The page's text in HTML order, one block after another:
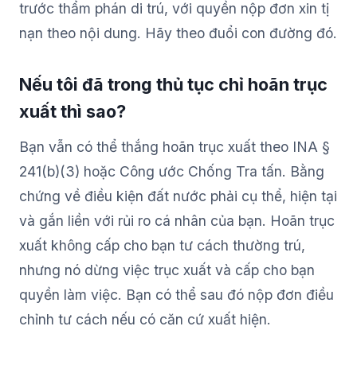
trước thẩm phán di trú, với quyền nộp đơn xin tị
nạn theo nội dung. Hãy theo đuổi con đường đó.
Nếu tôi đã trong thủ tục chỉ hoãn trục
xuất thì sao?
Bạn vẫn có thể thắng hoãn trục xuất theo INA §
241(b)(3) hoặc Công ước Chống Tra tấn. Bằng
chứng về điều kiện đất nước phải cụ thể, hiện tại
và gắn liền với rủi ro cá nhân của bạn. Hoãn trục
xuất không cấp cho bạn tư cách thường trú,
nhưng nó dừng việc trục xuất và cấp cho bạn
quyền làm việc. Bạn có thể sau đó nộp đơn điều
chỉnh tư cách nếu có căn cứ xuất hiện.